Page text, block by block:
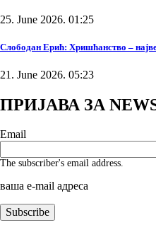
25. June 2026. 01:25
Слободан Ерић: Хришћанство –
21. June 2026. 05:23
ПРИЈАВА ЗА
Email
The subscriber's email address.
ваша е-mail адреса